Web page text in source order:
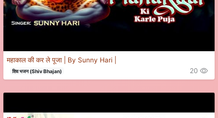
महाकाल की कर ले पूजा | By Sunny Hari |
शिव भजन (Shiv Bhajan) 20